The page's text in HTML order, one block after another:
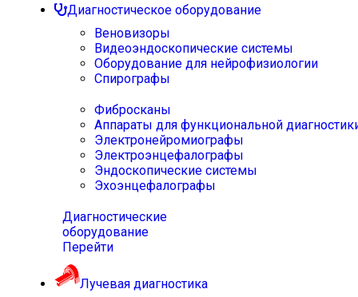
Диагностическое оборудование
Веновизоры
Видеоэндоскопические системы
Оборудование для нейрофизиологии
Спирографы
Фибросканы
Аппараты для функциональной
Электронейромиографы
Электроэнцефалографы
Эндоскопические системы
Эхоэнцефалографы
Диагностические
оборудование
Перейти
Лучевая диагностика